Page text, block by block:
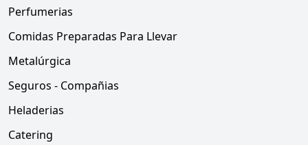
Perfumerias
Comidas Preparadas Para Llevar
Metalúrgica
Seguros - Compañias
Heladerias
Catering